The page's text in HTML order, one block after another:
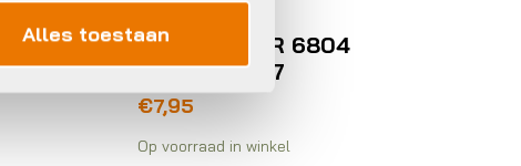
Alles toestaanKOGELLAGER 6804
2RS 25X37X7
€7,95
Op voorraad in winkel